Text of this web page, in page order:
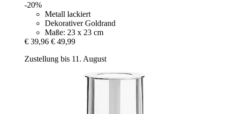
-20%
Metall lackiert
Dekorativer Goldrand
Maße: 23 x 23 cm
€ 39,96 € 49,99
Zustellung bis 11. August